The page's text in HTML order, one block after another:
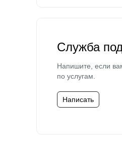
Служба
Напишите, если
по услугам.
Написать